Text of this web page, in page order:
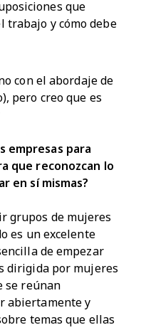
que
trabajo y cómo debe
con el abordaje de
pero creo que es
empresas para
que reconozcan lo
en sí mismas?
grupos de mujeres
es un excelente
de empezar
dirigida por mujeres
se reúnan
abiertamente y
temas que ellas